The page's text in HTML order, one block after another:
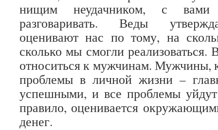
нищим неудачником, с
разговаривать. Веды
оценивают нас по тому, на
сколько мы смогли реализоваться.
относиться к мужчинам. Мужчины,
проблемы в личной жизни –
успешными, и все проблемы
правило, оценивается
денег.